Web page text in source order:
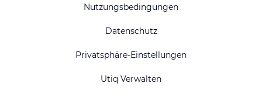
Nutzungsbedingungen
Datenschutz
Privatsphäre-Einstellungen
Utiq Verwalten